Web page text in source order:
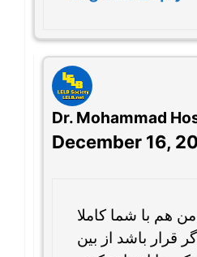
Dr. Mohammad
December 16,
هم با شما کاملا
قرار باشد از بین